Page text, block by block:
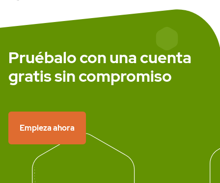
Pruébalo con una cuenta
gratis sin compromiso
Empieza ahora